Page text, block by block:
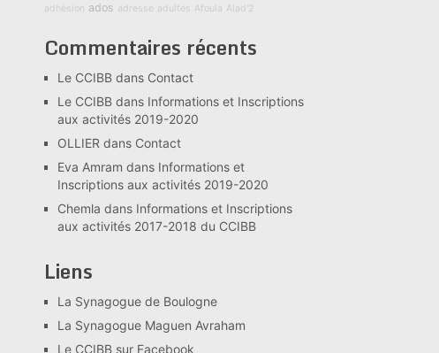
adhésion ados adresse adultes Afoula Alad'2
Commentaires récents
Le CCIBB dans Contact
Le CCIBB dans Informations et Inscriptions
aux activités 2019-2020
OLLIER dans Contact
Eva Amram dans Informations et
Inscriptions aux activités 2019-2020
Chemla dans Informations et Inscriptions
aux activités 2017-2018 du CCIBB
Liens
La Synagogue de Boulogne
La Synagogue Maguen Avraham
Le CCIBB sur Facebook